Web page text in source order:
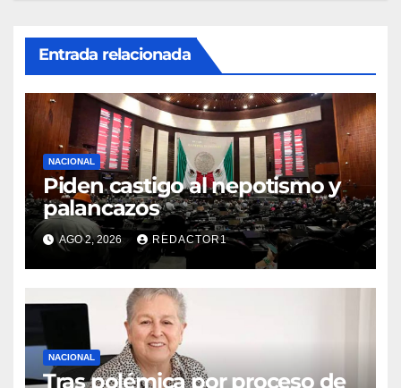
Entrada relacionada
NACIONAL
Piden castigo al nepotismo y
palancazos
AGO 2, 2026 REDACTOR1
NACIONAL
Tras polémica por proceso de